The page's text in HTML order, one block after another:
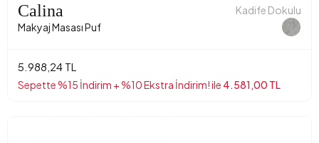
Calina
Makyaj Masası Puf
Kadife Dokulu
5.988,24 TL
Sepette %15 İndirim + %10 Ekstra İndirim! ile 4.581,00 TL